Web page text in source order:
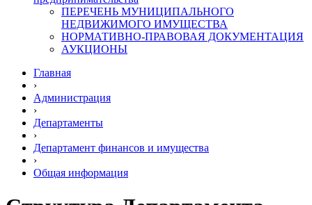
ПЕРЕЧЕНЬ МУНИЦИПАЛЬНОГО
НЕДВИЖИМОГО ИМУЩЕСТВА
НОРМАТИВНО-ПРАВОВАЯ ДОКУМЕНТАЦИЯ
АУКЦИОНЫ
Главная
›
Администрация
›
Департаменты
›
Департамент финансов и имущества
›
Общая информация